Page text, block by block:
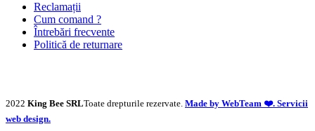
Reclamații
Cum comand ?
Întrebări frecvente
Politică de returnare
2022 King Bee SRLToate drepturile rezervate. Made by WebTeam ❤️. Servicii
web design.